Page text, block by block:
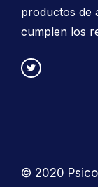
productos de
cumplen los
© 2020